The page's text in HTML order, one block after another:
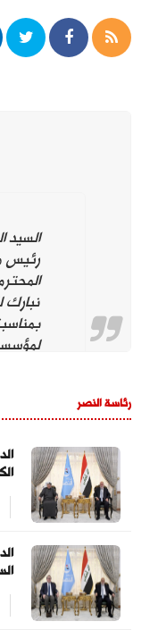
السيد
رئيس
رئاسة النصر